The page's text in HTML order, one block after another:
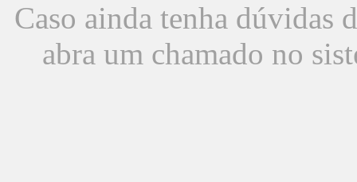
Caso ainda tenha dúvidas
abra um chamado no